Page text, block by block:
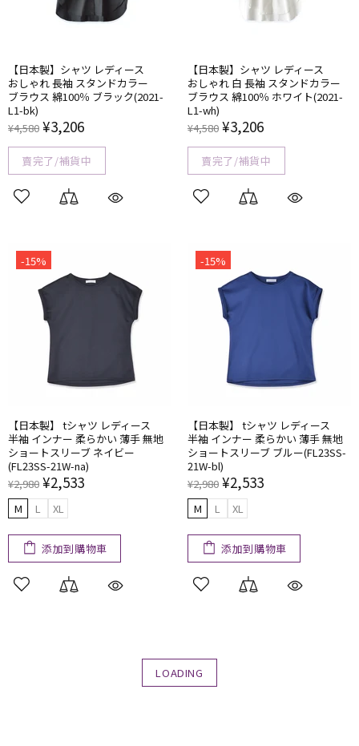
【日本製】​シャツ レディース
おしゃれ 長袖 スタンドカラー
ブラウス 綿100％ ブラック(2021-
L1-bk)
¥4,580 ¥3,206
賣完了/補貨中
【日本製】​シャツ レディース
おしゃれ 白 長袖 スタンドカラー
ブラウス 綿100％ ホワイト(2021-
L1-wh)
¥4,580 ¥3,206
賣完了/補貨中
-15%
【日本製】 tシャツ レディース
半袖 インナー 柔らかい​ 薄手 ​無地
ショートスリーブ ネイビー
(FL23SS-21W-na)
¥2,980 ¥2,533
M L XL
添加到購物車
-15%
【日本製】 tシャツ レディース
半袖 インナー 柔らかい​ 薄手 ​無地
ショートスリーブ ブルー(FL23SS-
21W-bl)
¥2,980 ¥2,533
M L XL
添加到購物車
LOADING